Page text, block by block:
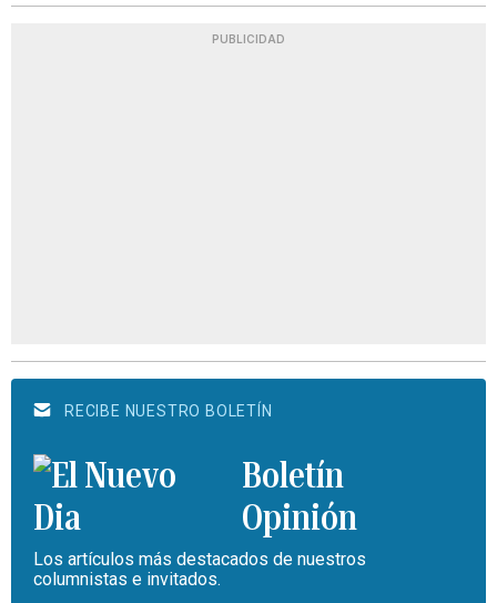
PUBLICIDAD
RECIBE NUESTRO BOLETÍN
Boletín
Opinión
Los artículos más destacados de nuestros
columnistas e invitados.